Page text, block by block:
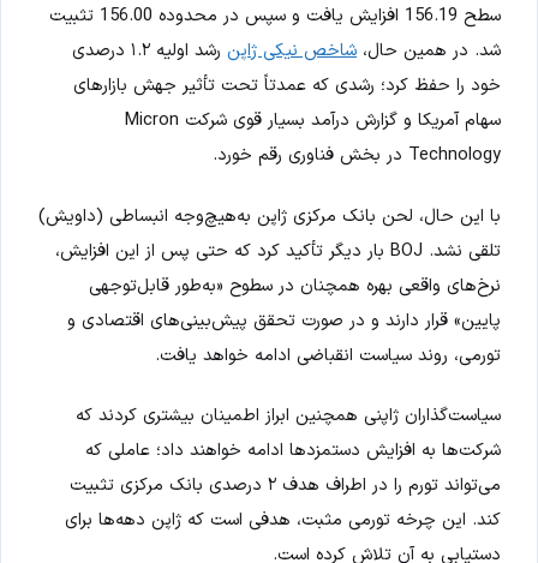
سطح 156.19 افزایش یافت و سپس در محدوده 156.00 تثبیت
شد. در همین حال، شاخص نیکی ژاپن
رشد اولیه ۱.۲ درصدی
خود را حفظ کرد؛ رشدی که عمدتاً تحت تأثیر جهش بازارهای
سهام آمریکا و گزارش درآمد بسیار قوی شرکت Micron
Technology در بخش فناوری رقم خورد.
با این حال، لحن بانک مرکزی ژاپن به‌هیچ‌وجه انبساطی (داویش)
تلقی نشد. BOJ بار دیگر تأکید کرد که حتی پس از این افزایش،
نرخ‌های واقعی بهره همچنان در سطوح «به‌طور قابل‌توجهی
پایین» قرار دارند و در صورت تحقق پیش‌بینی‌های اقتصادی و
تورمی، روند سیاست انقباضی ادامه خواهد یافت.
سیاست‌گذاران ژاپنی همچنین ابراز اطمینان بیشتری کردند که
شرکت‌ها به افزایش دستمزدها ادامه خواهند داد؛ عاملی که
می‌تواند تورم را در اطراف هدف ۲ درصدی بانک مرکزی تثبیت
کند. این چرخه تورمی مثبت، هدفی است که ژاپن دهه‌ها برای
دستیابی به آن تلاش کرده است.